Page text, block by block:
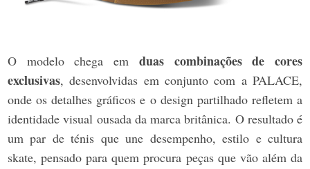
O modelo chega em duas combinações de cores
exclusivas, desenvolvidas em conjunto com a PALACE,
onde os detalhes gráficos e o design partilhado refletem a
identidade visual ousada da marca britânica. O resultado é
um par de ténis que une desempenho, estilo e cultura
skate, pensado para quem procura peças que vão além da